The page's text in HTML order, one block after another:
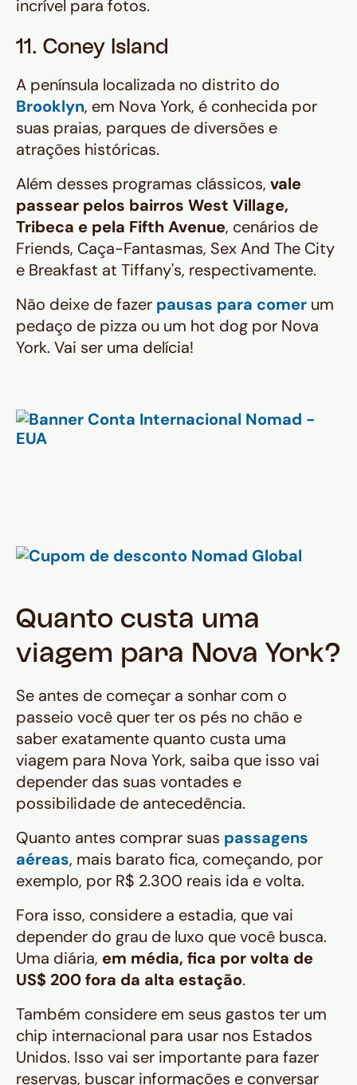
incrível para fotos.
11. Coney Island
A península localizada no distrito do
Brooklyn, em Nova York, é conhecida por
suas praias, parques de diversões e
atrações históricas.
Além desses programas clássicos, vale
passear pelos bairros West Village,
Tribeca e pela Fifth Avenue, cenários de
Friends, Caça-Fantasmas, Sex And The City
e Breakfast at Tiffany's, respectivamente.
Não deixe de fazer pausas para comer um
pedaço de pizza ou um hot dog por Nova
York. Vai ser uma delícia!
Quanto custa uma
viagem para Nova York?
Se antes de começar a sonhar com o
passeio você quer ter os pés no chão e
saber exatamente quanto custa uma
viagem para Nova York, saiba que isso vai
depender das suas vontades e
possibilidade de antecedência.
Quanto antes comprar suas passagens
aéreas, mais barato fica, começando, por
exemplo, por R$ 2.300 reais ida e volta.
Fora isso, considere a estadia, que vai
depender do grau de luxo que você busca.
Uma diária, em média, fica por volta de
US$ 200 fora da alta estação.
Também considere em seus gastos ter um
chip internacional para usar nos Estados
Unidos. Isso vai ser importante para fazer
reservas, buscar informações e conversar